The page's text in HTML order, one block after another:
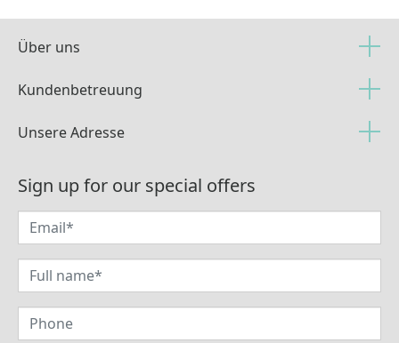
Über uns
Kundenbetreuung
Unsere Adresse
Sign up for our special offers